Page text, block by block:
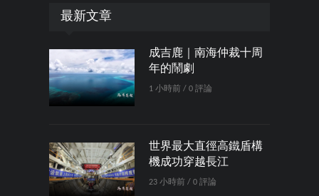
最新文章
成吉鹿｜南海仲裁十周
年的鬧劇
1 小時前 / 0 評論
世界最大直徑高鐵盾構
機成功穿越長江
23 小時前 / 0 評論